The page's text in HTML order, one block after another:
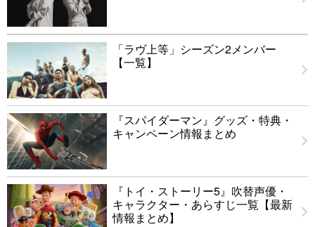
「ラヴ上等」シーズン2メンバー
【一覧】
『スパイダーマン』グッズ・特典・
キャンペーン情報まとめ
『トイ・ストーリー5』吹替声優・
キャラクター・あらすじ一覧【最新
情報まとめ】